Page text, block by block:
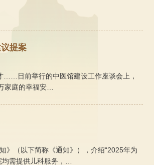
提案
……日前举行的中医馆建设工作座谈会上，
家庭的幸福安…
》（以下简称《通知》），介绍“2025年为
需提供儿科服务，…